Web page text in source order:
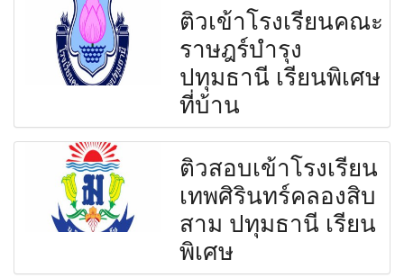
ติวเข้าโรงเรียนคณะ
ราษฎร์บำรุง
ปทุมธานี เรียนพิเศษ
ที่บ้าน
ติวสอบเข้าโรงเรียน
เทพศิรินทร์คลองสิบ
สาม ปทุมธานี เรียน
พิเศษ